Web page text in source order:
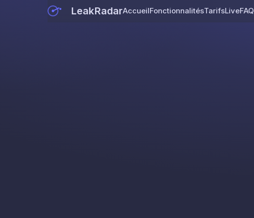
LeakRadarAccueilFonctionnalitésTarifsLiveFAQ